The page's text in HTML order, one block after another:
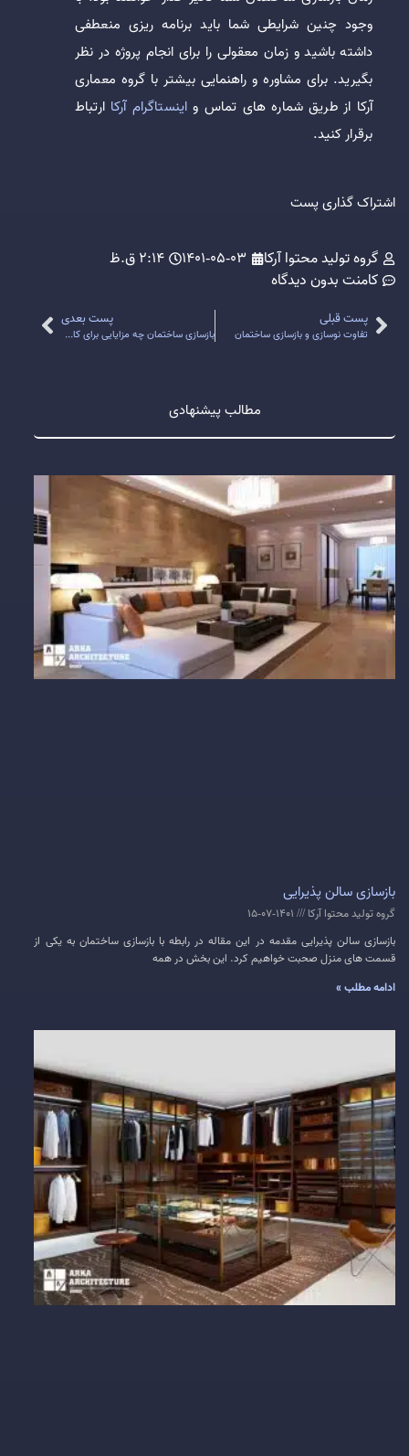
وجود چنین شرایطی شما باید برنامه ریزی منعطفی
داشته باشید و زمان معقولی را برای انجام پروژه در نظر
بگیرید. برای مشاوره و راهنمایی بیشتر با گروه معماری
آرکا از طریق شماره های تماس واینستاگرام آرکا ارتباط
برقرار کنید.
اشتراک گذاری پست
گروه تولید محتوا آرکا 1401-05-03
2:14 ق.ظ
کامنتبدون دیدگاه
پست قبلی
تفاوت نوسازی و بازسازی ساختمان
پست بعدی
بازسازی ساختمان چه مزایایی برای کارفرما دارد
مطالب پیشنهادی
بازسازی سالن پذیرایی
گروه تولید محتوا آرکا
بازسازی سالن پذیرایی مقدمه در این مقاله در رابطه با بازسازی ساختمان به یکی از
قسمت های منزل صحبت خواهیم کرد. این بخش در همه
ادامه مطلب »